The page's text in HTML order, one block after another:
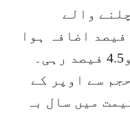
والے
کاروباری اداروں میں 2.8 فیصد اضافہ ہوا
جبکہ نجی شعبے کی شرح نمو4.5 فیصد رہی۔
سے اوپر کے
میں سال بہ